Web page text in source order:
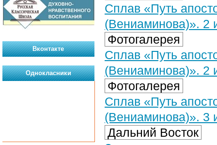
Сплав «Путь
(Вениаминова)». 2
Фотогалерея
Сплав «Путь
(Вениаминова)». 2
Фотогалерея
Сплав «Путь
(Вениаминова)». 3
Дальний Восток
Вконтакте
Однокласники